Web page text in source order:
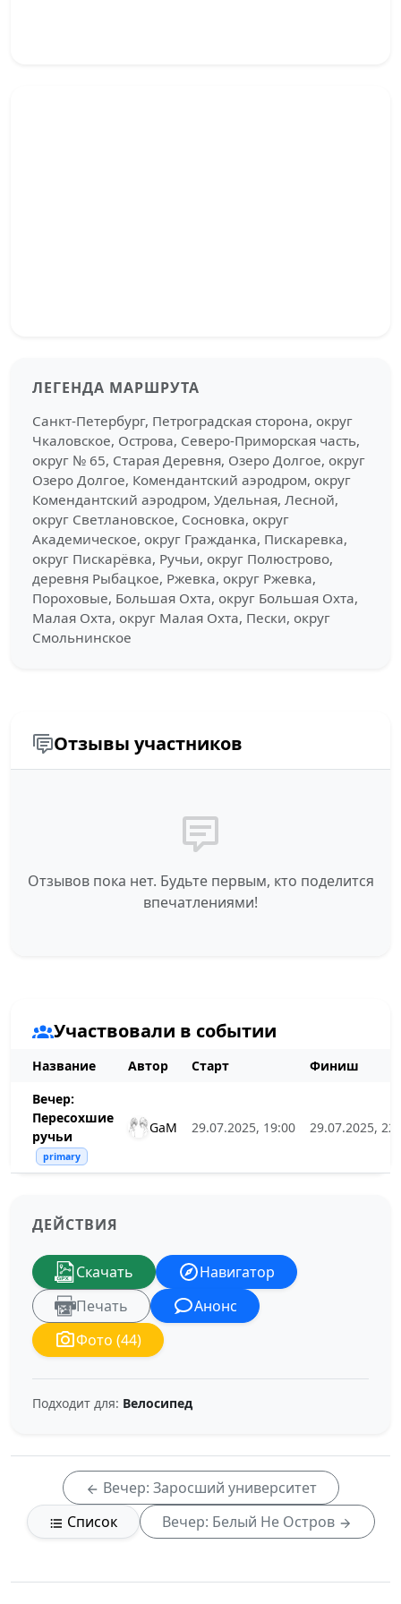
ЛЕГЕНДА МАРШРУТА
Санкт-Петербург, Петроградская сторона, округ
Чкаловское, Острова, Северо-Приморская часть,
округ № 65, Старая Деревня, Озеро Долгое, округ
Озеро Долгое, Комендантский аэродром, округ
Комендантский аэродром, Удельная, Лесной,
округ Светлановское, Сосновка, округ
Академическое, округ Гражданка, Пискаревка,
округ Пискарёвка, Ручьи, округ Полюстрово,
деревня Рыбацкое, Ржевка, округ Ржевка,
Пороховые, Большая Охта, округ Большая Охта,
Малая Охта, округ Малая Охта, Пески, округ
Смольнинское
Отзывы участников
Отзывов пока нет. Будьте первым, кто поделится
впечатлениями!
Участвовали в событии
Название Автор Старт
Финиш
Вечер:
Пересохшие
ручьи
primary
GaM 29.07.2025, 19:00 29.07.2025,
ДЕЙСТВИЯ
Скачать
Навигатор
Печать
Анонс
Фото (44)
Подходит для: Велосипед
Вечер: Заросший университет
Список
Вечер: Белый Не Остров